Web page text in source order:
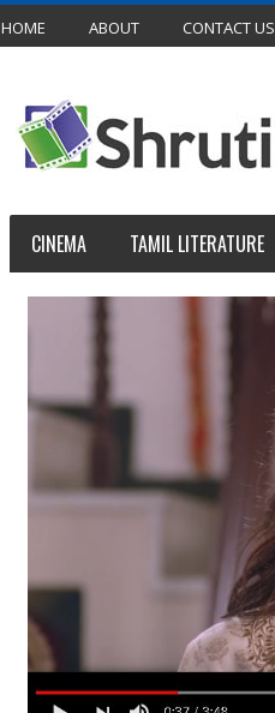
HOME ABOUT CONTACT US
CINEMA TAMIL LITERATURE